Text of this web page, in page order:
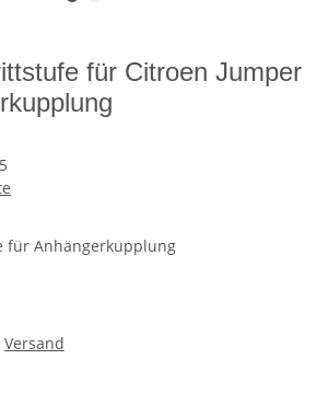
für Citroen Jumper
für Anhängerkupplung
Versand